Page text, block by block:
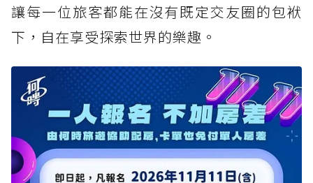
讓每一位旅客都能在沒有既定交友圈的包袱
下，自在享受探索世界的樂趣。